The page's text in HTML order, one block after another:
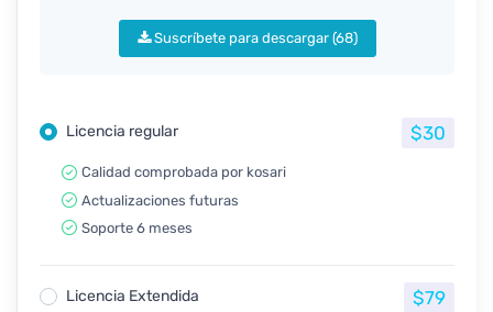
Suscríbete para descargar (68)
Licencia regular $30
Calidad comprobada por kosari
Actualizaciones futuras
Soporte 6 meses
Licencia Extendida $79